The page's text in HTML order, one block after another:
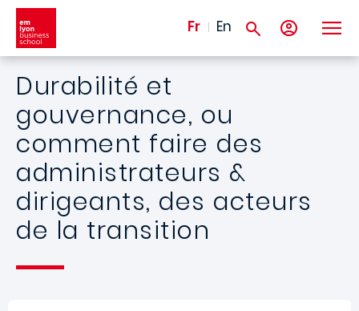
Aller au contenu principal
Fr En
Durabilité et
gouvernance, ou
comment faire des
administrateurs &
dirigeants, des acteurs
de la transition